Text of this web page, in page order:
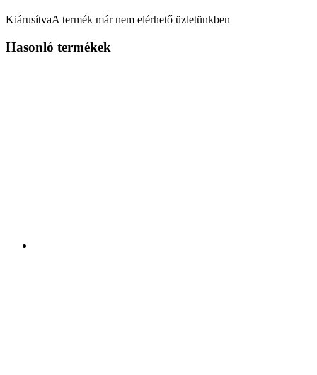
KiárusítvaA termék már nem elérhető üzletünkben
Hasonló termékek